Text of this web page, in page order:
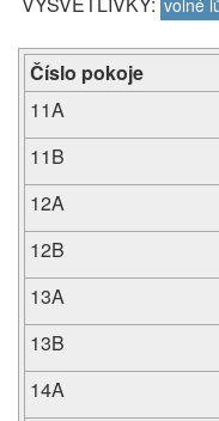
volné
Číslo pokoje
11A
11B
12A
12B
13A
13B
14A